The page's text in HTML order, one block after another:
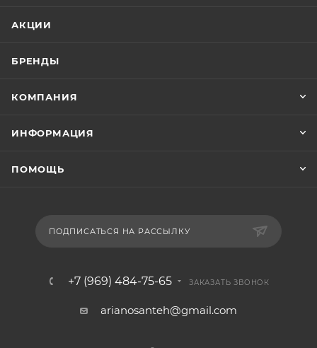
АКЦИИ
БРЕНДЫ
КОМПАНИЯ
ИНФОРМАЦИЯ
ПОМОЩЬ
ПОДПИСАТЬСЯ НА РАССЫЛКУ
+7 (969) 484-75-65 ЗАКАЗАТЬ ЗВОНОК
arianosanteh@gmail.com